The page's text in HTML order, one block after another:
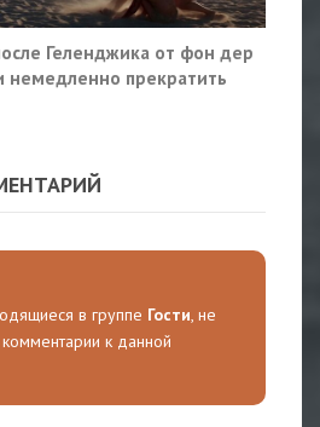
Геленджика от фон дер
немедленно прекратить
в группе Гости, не
комментарии к данной